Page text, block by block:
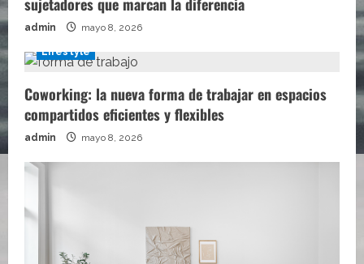
admin mayo 8, 2026
Lifestyle
Coworking: la nueva forma de trabajar en espacios
compartidos eficientes y flexibles
admin mayo 8, 2026